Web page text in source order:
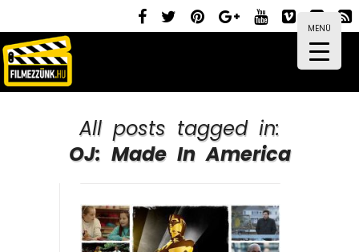
MENÜ
All posts tagged in:
OJ: Made In America